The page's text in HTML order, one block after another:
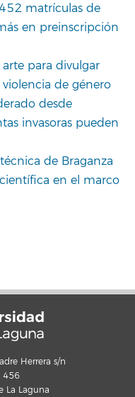
matrículas de
en preinscripción
para divulgar
de género
desde
invasoras pueden
de Braganza
en el marco
Herrera s/n
456
La Laguna